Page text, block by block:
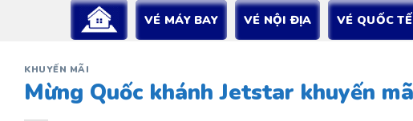
VÉ MÁY BAY VÉ NỘI ĐỊA VÉ QUỐC TẾ
KHUYẾN MÃI
Mừng Quốc khánh Jetstar khuyến